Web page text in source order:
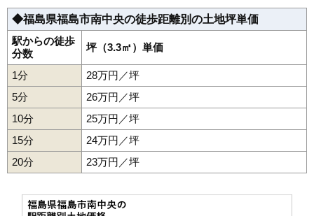
46 宮代 19万円 1,274万円 14.8%
47 本内 19万円 1,441万円
48 伏拝 19万円
49 霞町 19万円 1,336万円 15.0%
50 北沢又 18万円 1,359万円 10.6%
51 鳥谷野 18万円 1,321万円 17.8%
52 御山町 18万円 1,469万円 10.6%
53
54 瀬上町
56 丸子
◆福島県福島市南中央の徒歩距離別の土地坪単価
駅からの徒歩
分数
坪（3.3㎡）単価
1分
28万円／坪
5分
26万円／坪
10分
25万円／坪
15分
24万円／坪
20分
23万円／坪